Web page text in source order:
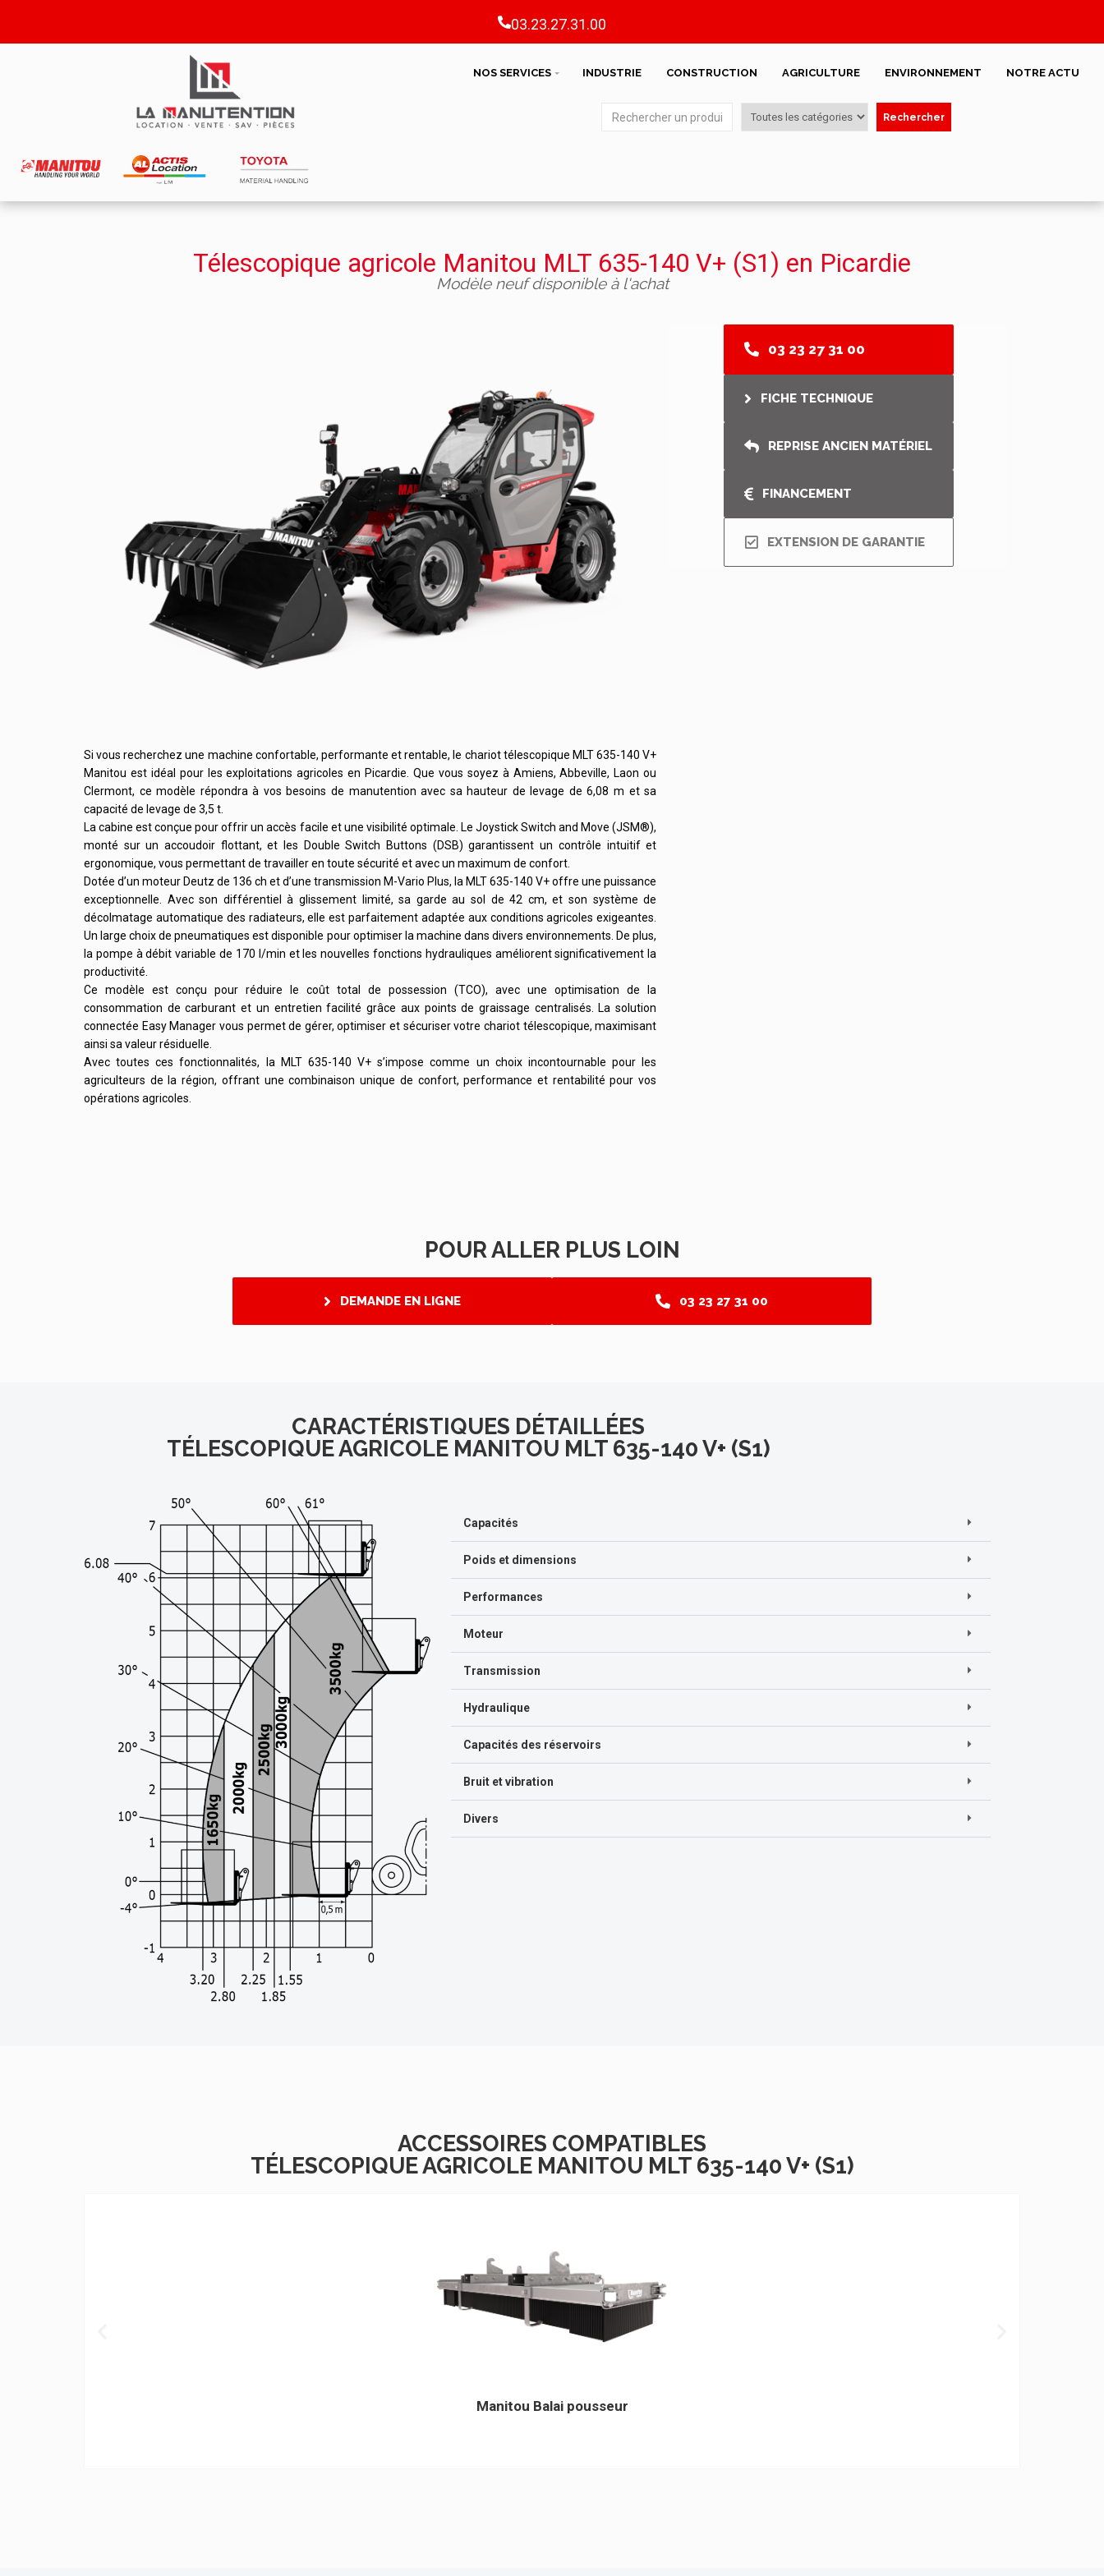
03.23.27.31.00
NOS SERVICES INDUSTRIE CONSTRUCTION AGRICULTURE ENVIRONNEMENT NOTRE ACTU
Rechercher
Télescopique agricole Manitou MLT 635-140 V+ (S1) en Picardie
Modèle neuf disponible à l'achat
Si vous recherchez une machine confortable, performante et rentable, le chariot télescopique MLT 635-140 V+
Manitou est idéal pour les exploitations agricoles en Picardie. Que vous soyez à Amiens, Abbeville, Laon ou
Clermont, ce modèle répondra à vos besoins de manutention avec sa hauteur de levage de 6,08 m et sa
capacité de levage de 3,5 t.
La cabine est conçue pour offrir un accès facile et une visibilité optimale. Le Joystick Switch and Move (JSM®),
monté sur un accoudoir flottant, et les Double Switch Buttons (DSB) garantissent un contrôle intuitif et
ergonomique, vous permettant de travailler en toute sécurité et avec un maximum de confort.
Dotée d’un moteur Deutz de 136 ch et d’une transmission M-Vario Plus, la MLT 635-140 V+ offre une puissance
exceptionnelle. Avec son différentiel à glissement limité, sa garde au sol de 42 cm, et son système de
décolmatage automatique des radiateurs, elle est parfaitement adaptée aux conditions agricoles exigeantes.
Un large choix de pneumatiques est disponible pour optimiser la machine dans divers environnements. De plus,
la pompe à débit variable de 170 l/min et les nouvelles fonctions hydrauliques améliorent significativement la
productivité.
Ce modèle est conçu pour réduire le coût total de possession (TCO), avec une optimisation de la
consommation de carburant et un entretien facilité grâce aux points de graissage centralisés. La solution
connectée Easy Manager vous permet de gérer, optimiser et sécuriser votre chariot télescopique, maximisant
ainsi sa valeur résiduelle.
Avec toutes ces fonctionnalités, la MLT 635-140 V+ s’impose comme un choix incontournable pour les
agriculteurs de la région, offrant une combinaison unique de confort, performance et rentabilité pour vos
opérations agricoles.
03 23 27 31 00
FICHE TECHNIQUE
REPRISE ANCIEN MATÉRIEL
FINANCEMENT
EXTENSION DE GARANTIE
POUR ALLER PLUS LOIN
DEMANDE EN LIGNE 03 23 27 31 00
CARACTÉRISTIQUES DÉTAILLÉES
TÉLESCOPIQUE AGRICOLE MANITOU MLT 635-140 V+ (S1)
Capacités
Poids et dimensions
Performances
Moteur
Transmission
Hydraulique
Capacités des réservoirs
Bruit et vibration
Divers
ACCESSOIRES COMPATIBLES
TÉLESCOPIQUE AGRICOLE MANITOU MLT 635-140 V+ (S1)
Manitou Balai pousseur